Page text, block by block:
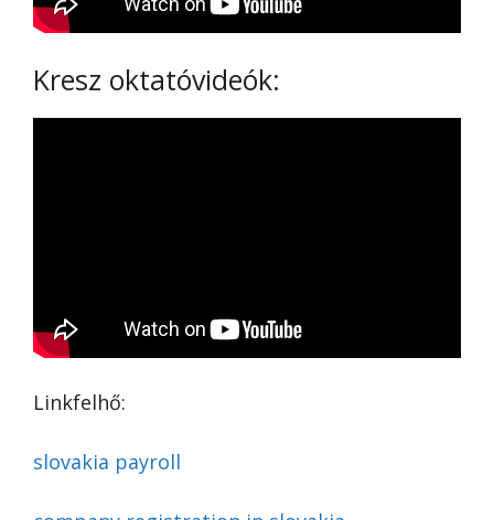
Kresz oktatóvideók:
Linkfelhő:
slovakia payroll